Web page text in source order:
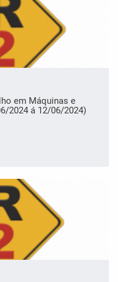
em Máquinas e
2024 á 12/06/2024)